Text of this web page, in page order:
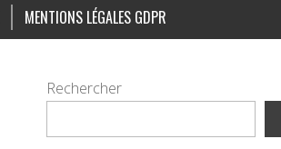
MENTIONS LÉGALES GDPR
Rechercher